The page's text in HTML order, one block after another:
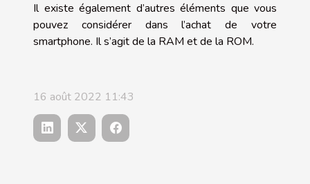
Il existe également d’autres éléments que vous
pouvez considérer dans l’achat de votre
smartphone. Il s’agit de la RAM et de la ROM.
16 août 2022 11:43